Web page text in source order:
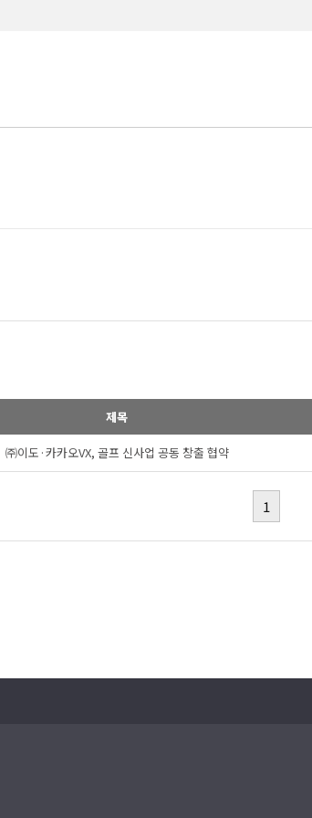
제목
㈜이도·카카오VX, 골프 신사업 공동 창출 협약
1